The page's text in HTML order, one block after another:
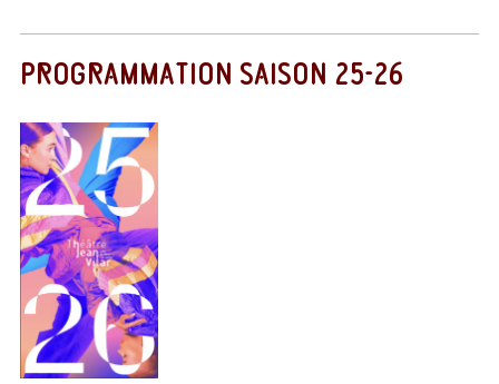
PROGRAMMATION SAISON 25-26